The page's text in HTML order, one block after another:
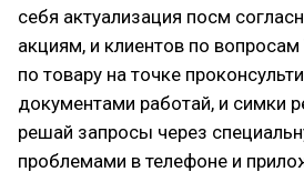
себя актуализация посм
акциям, и клиентов по
по товару на точке
документами работай, и симки
решай запросы через
проблемами в телефоне и